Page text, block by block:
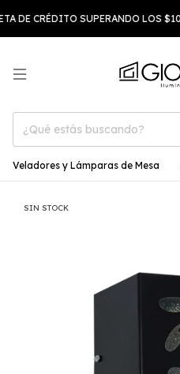
CRÉDITO SUPERANDO LOS $10.000
Veladores y Lámparas de Mesa
SIN STOCK